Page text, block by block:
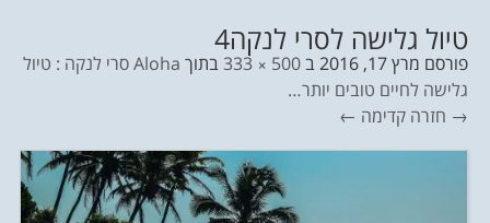
טיול גלישה לסרי לנקה4
פורסם מרץ 17, 2016 ב500 × 333 בתוך
Aloha סרי לנקה : טיול
גלישה לחיים טובים יותר…
→ חזרה קדימה ←